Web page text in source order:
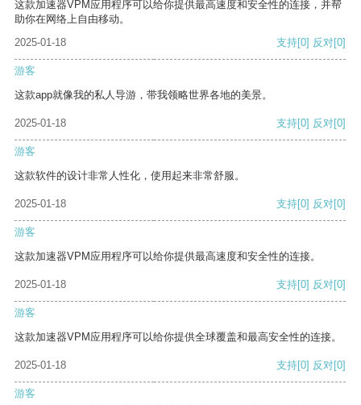
这款加速器VPM应用程序可以给你提供最高速度和安全性的连接，并帮
助你在网络上自由移动。
2025-01-18
支持[0] 反对[0]
游客
这款app就像我的私人导游，带我领略世界各地的美景。
2025-01-18 支持[0] 反对[0]
游客
这款软件的设计非常人性化，使用起来非常舒服。
2025-01-18 支持[0] 反对[0]
游客
这款加速器VPM应用程序可以给你提供最高速度和安全性的连接。
2025-01-18 支持[0] 反对[0]
游客
这款加速器VPM应用程序可以给你提供全球覆盖和最高安全性的连接。
2025-01-18 支持[0] 反对[0]
游客